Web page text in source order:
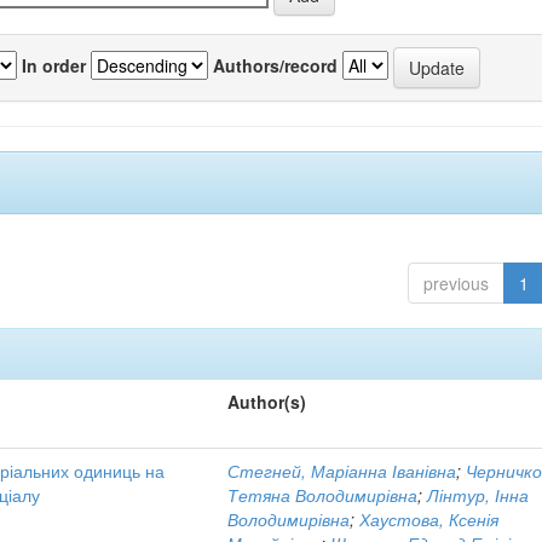
In order Authors/record
previous 1
Author(s)
одиниць на
Стегней, Маріанна Іванівна;
Тетяна Володимирівна;Лінтур, Інна
Володимирівна;Хаустова, Ксенія